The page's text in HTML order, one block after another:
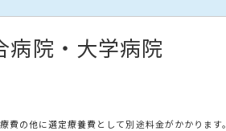
病院・大学病院
費の他に選定療養費として別途料金がかかります。